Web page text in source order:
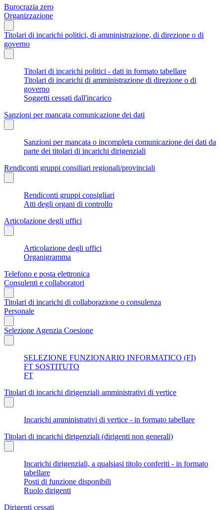
Burocrazia zero
Organizzazione
Titolari di incarichi politici, di amministrazione, di direzione o di
governo
Titolari di incarichi politici - dati in formato tabellare
Titolari di incarichi di amministrazione di direzione o di
governo
Soggetti cessati dall'incarico
Sanzioni per mancata comunicazione dei dati
Sanzioni per mancata o incompleta comunicazione dei dati da
parte dei titolari di incarichi dirigenziali
Rendiconti gruppi consiliari regionali/provinciali
Rendiconti gruppi consigliari
Atti degli organi di controllo
Articolazione degli uffici
Articolazione degli uffici
Organigramma
Telefono e posta elettronica
Consulenti e collaboratori
Titolari di incarichi di collaborazione o consulenza
Personale
Selezione Agenzia Coesione
SELEZIONE FUNZIONARIO INFORMATICO (FI)
FT SOSTITUTO
FT
Titolari di incarichi dirigenziali amministrativi di vertice
Incarichi amministrativi di vertice - in formato tabellare
Titolari di incarichi dirigenziali (dirigenti non generali)
Incarichi dirigenziali, a qualsiasi titolo conferiti - in formato
tabellare
Posti di funzione disponibili
Ruolo dirigenti
Dirigenti cessati